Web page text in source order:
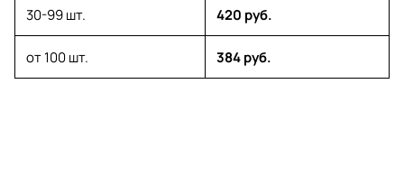
30-99 шт. 420 руб.
от 100 шт. 384 руб.